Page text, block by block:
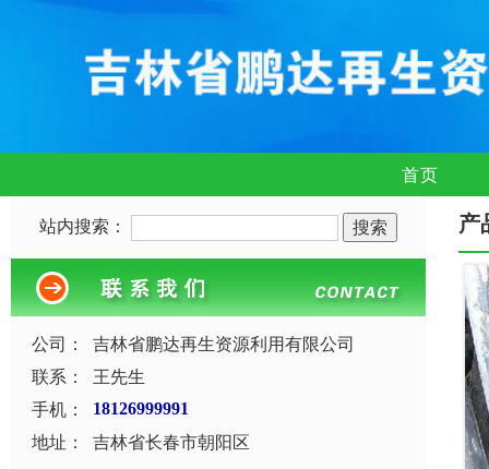
首页
站内搜索：
公司：
吉林省鹏达再生资源利用有限公司
联系：
王先生
手机：
18126999991
地址：
吉林省长春市朝阳区
产